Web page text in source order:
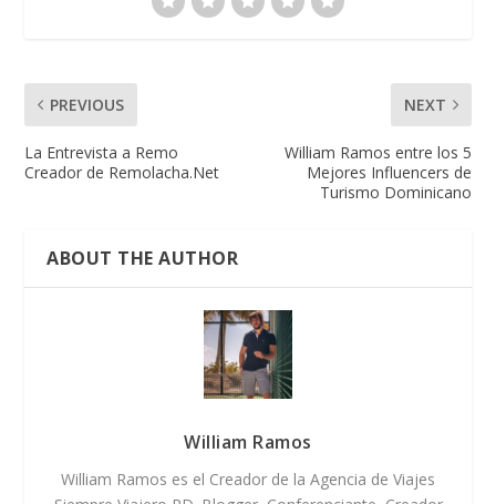
PREVIOUS
La Entrevista a Remo
Creador de Remolacha.Net
NEXT
William Ramos entre los 5
Mejores Influencers de
Turismo Dominicano
ABOUT THE AUTHOR
William Ramos
William Ramos es el Creador de la Agencia de Viajes